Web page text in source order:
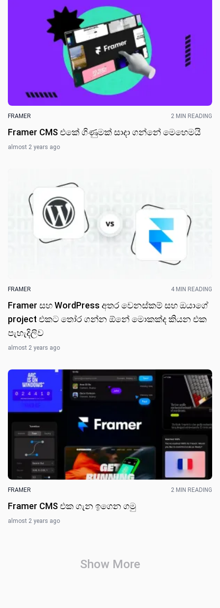
FRAMER 2 MIN READING
Framer CMS එකේ ගිණුමක් සාදා ගන්නේ මෙහෙම​යි
almost 2 years ago
FRAMER 4 MIN READING
Framer සහ WordPress අතර වෙනස්කම් සහ ඔයාගේ
project එක​ට තෝර ගන්න ඕනේ මොකක්ද කියන එක
පැහැදිලිව
almost 2 years ago
FRAMER 2 MIN READING
Framer CMS එක ගැන ඉගෙන ගමු
almost 2 years ago
Show More